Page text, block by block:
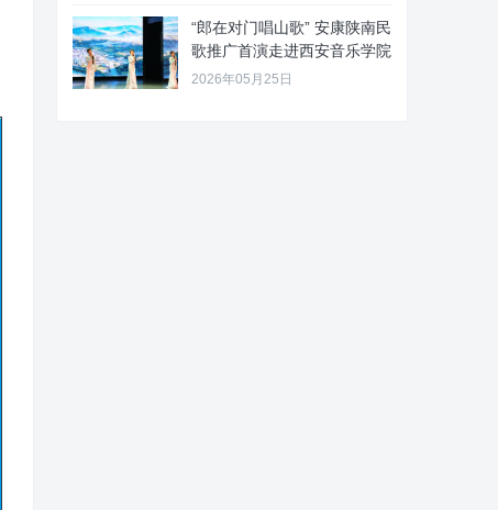
“郎在对门唱山歌” 安康陕南民
歌推广首演走进西安音乐学院
2026年05月25日